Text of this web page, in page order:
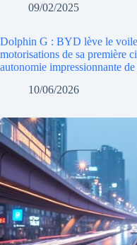
09/02/2025
Dolphin G : BYD lève le
motorisations de sa première
autonomie impressionnante
10/06/2026